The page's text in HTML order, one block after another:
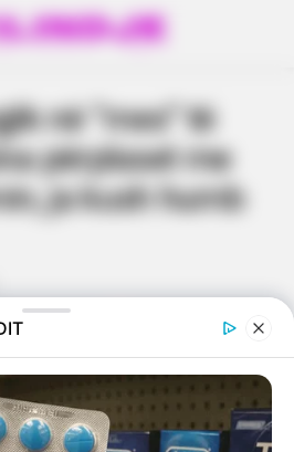
në “mes” të
përplaset me
ja kush humb